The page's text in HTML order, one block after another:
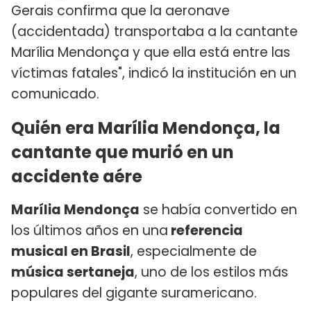
Gerais confirma que la aeronave
(accidentada) transportaba a la cantante
Marília Mendonça y que ella está entre las
víctimas fatales", indicó la institución en un
comunicado.
Quién era Marília Mendonça, la
cantante que murió en un
accidente aére
Marília Mendonça se había convertido en
los últimos años en una referencia
musical en Brasil, especialmente de
música sertaneja, uno de los estilos más
populares del gigante suramericano.